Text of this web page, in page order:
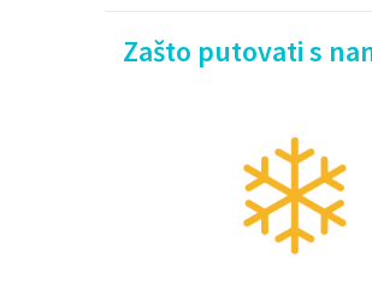
Zašto putovati s